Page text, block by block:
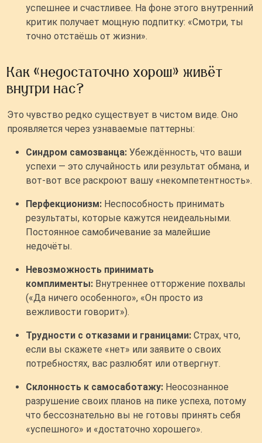
успешнее и счастливее. На фоне этого внутренний
критик получает мощную подпитку: «Смотри, ты
точно отстаёшь от жизни».
Как «недостаточно хорош» живёт
внутри нас?
Это чувство редко существует в чистом виде. Оно
проявляется через узнаваемые паттерны:
Синдром самозванца: Убеждённость, что ваши
успехи — это случайность или результат обмана, и
вот-вот все раскроют вашу «некомпетентность».
Перфекционизм: Неспособность принимать
результаты, которые кажутся неидеальными.
Постоянное самобичевание за малейшие
недочёты.
Невозможность принимать
комплименты: Внутреннее отторжение похвалы
(«Да ничего особенного», «Он просто из
вежливости говорит»).
Трудности с отказами и границами: Страх, что,
если вы скажете «нет» или заявите о своих
потребностях, вас разлюбят или отвергнут.
Склонность к самосаботажу: Неосознанное
разрушение своих планов на пике успеха, потому
что бессознательно вы не готовы принять себя
«успешного» и «достаточно хорошего».